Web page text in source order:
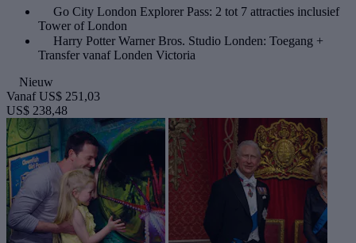
Go City London Explorer Pass: 2 tot 7 attracties inclusief
Tower of London
Harry Potter Warner Bros. Studio Londen: Toegang +
Transfer vanaf Londen Victoria
Nieuw
Vanaf US$ 251,03
US$ 238,48